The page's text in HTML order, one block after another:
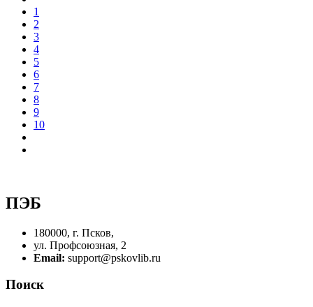
1
2
3
4
5
6
7
8
9
10
ПЭБ
180000, г. Псков,
ул. Профсоюзная, 2
Email: support@pskovlib.ru
Поиск